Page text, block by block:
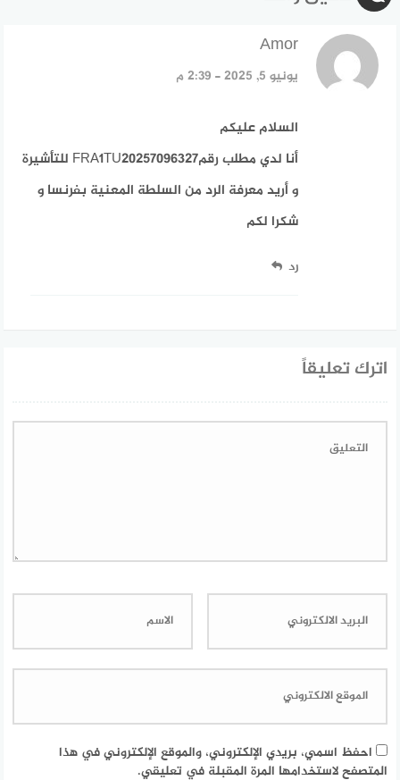
Amor
يونيو 5, 2025 - 2:39 م
السلام عليكم
أنا لدي مطلب رقمFRA1TU20257096327 للتأشيرة
و أريد معرفة الرد من السلطة المعنية بفرنسا و
شكرا لكم
رد
اترك تعليقاً
احفظ اسمي، بريدي الإلكتروني، والموقع الإلكتروني في هذا
المتصفح لاستخدامها المرة المقبلة في تعليقي.